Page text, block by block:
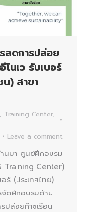
ลดการปล่อย
นเว รับเบอร์
น) สาขา
, Training Center,
Leave a comment
นมา ศูนย์ฝึกอบรม
Training Center)
ร์ (ประเทศไทย)
จัดฝึกอบรมด้าน
ปล่อยก๊าซเรือน